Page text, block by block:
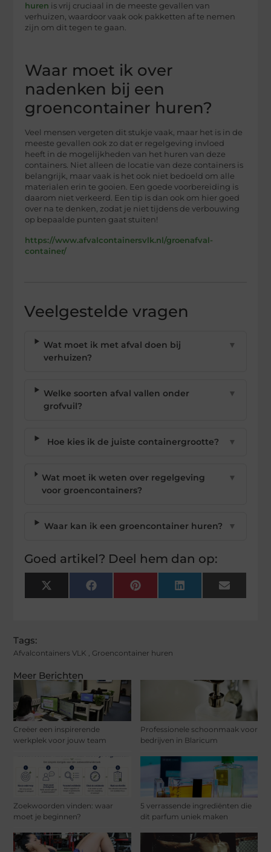
Meer Berichten
Creëer een inspirerende
werkplek voor jouw team
Professionele schoonmaak voor
bedrijven in Blaricum
Zoekwoorden vinden: waar
moet je beginnen?
5 verrassende ingrediënten die
dit parfum uniek maken
huren is vrij cruciaal in de meeste gevallen van
verhuizen, waardoor vaak ook pakketten af te nemen
zijn om dit tegen te gaan.
Waar moet ik over
nadenken bij een
groencontainer huren?
Veel mensen vergeten dit stukje vaak, maar het is in de
meeste gevallen ook zo dat er regelgeving invloed
heeft in de mogelijkheden van het huren van deze
containers. Niet alleen de locatie van deze containers is
belangrijk, maar vaak is het ook niet bedoeld om alle
materialen erin te gooien. Een goede voorbereiding is
daarom niet verkeerd. Een tip is dan ook om hier goed
over na te denken, zodat je niet tijdens de verbouwing
op bepaalde punten gaat stuiten!
https://www.afvalcontainersvlk.nl/groenafval-
container/
Veelgestelde vragen
Wat moet ik met afval doen bij
verhuizen?
▼
Welke soorten afval vallen onder
grofvuil?
▼
Hoe kies ik de juiste containergrootte? ▼
Wat moet ik weten over regelgeving
voor groencontainers?
▼
Waar kan ik een groencontainer huren? ▼
Goed artikel? Deel hem dan op:
X
(Twitter)
FacebookPinterest LinkedIn Email
Tags:
Afvalcontainers VLK Groencontainer huren